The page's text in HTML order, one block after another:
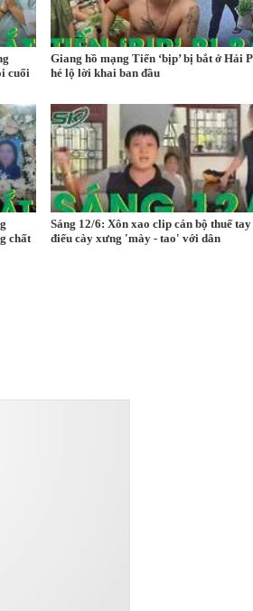
cuối
Giang hồ mạng Tiến ‘bịp’ bị bắt ở Hải
hé lộ lời khai ban đầu
chất
Sáng 12/6: Xôn xao clip cán bộ thuế
điếu cày xưng 'mày - tao' với dân